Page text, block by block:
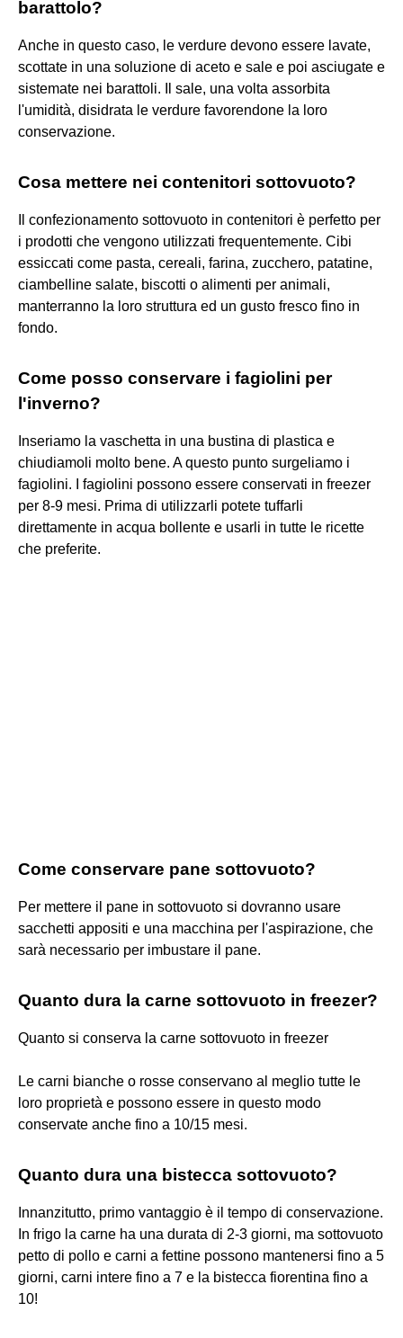
barattolo?
Anche in questo caso, le verdure devono essere lavate,
scottate in una soluzione di aceto e sale e poi asciugate e
sistemate nei barattoli. Il sale, una volta assorbita
l'umidità, disidrata le verdure favorendone la loro
conservazione.
Cosa mettere nei contenitori sottovuoto?
Il confezionamento sottovuoto in contenitori è perfetto per
i prodotti che vengono utilizzati frequentemente. Cibi
essiccati come pasta, cereali, farina, zucchero, patatine,
ciambelline salate, biscotti o alimenti per animali,
manterranno la loro struttura ed un gusto fresco fino in
fondo.
Come posso conservare i fagiolini per
l'inverno?
Inseriamo la vaschetta in una bustina di plastica e
chiudiamoli molto bene. A questo punto surgeliamo i
fagiolini. I fagiolini possono essere conservati in freezer
per 8-9 mesi. Prima di utilizzarli potete tuffarli
direttamente in acqua bollente e usarli in tutte le ricette
che preferite.
Come conservare pane sottovuoto?
Per mettere il pane in sottovuoto si dovranno usare
sacchetti appositi e una macchina per l'aspirazione, che
sarà necessario per imbustare il pane.
Quanto dura la carne sottovuoto in freezer?
Quanto si conserva la carne sottovuoto in freezer
Le carni bianche o rosse conservano al meglio tutte le
loro proprietà e possono essere in questo modo
conservate anche fino a 10/15 mesi.
Quanto dura una bistecca sottovuoto?
Innanzitutto, primo vantaggio è il tempo di conservazione.
In frigo la carne ha una durata di 2-3 giorni, ma sottovuoto
petto di pollo e carni a fettine possono mantenersi fino a 5
giorni, carni intere fino a 7 e la bistecca fiorentina fino a
10!